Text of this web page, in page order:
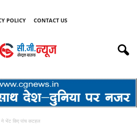
POLICY CONTACT US
ने भेंट किए पांच कटहल